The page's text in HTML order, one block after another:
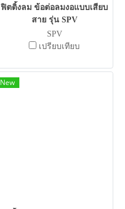
ฟิตติ้งลม ข้อต่อลมงอแบบเสียบ
สาย รุ่น SPV
SPV
เปรียบเทียบ
New